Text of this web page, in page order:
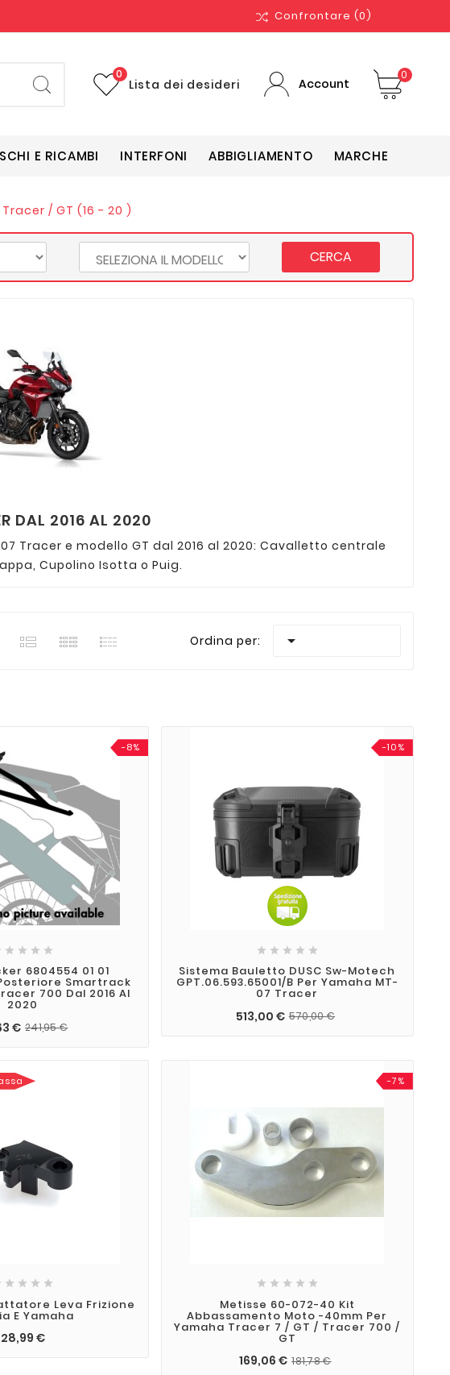
Confrontare (0)
Lista dei desideri
0
Account
0
E RICAMBI INTERFONI ABBIGLIAMENTO MARCHE
/ GT (16 - 20 )
CERCA
DAL 2016 AL 2020
Tracer e modello GT dal 2016 al 2020: Cavalletto centrale
Cupolino Isotta o Puig.
Ordina per: 
-8%
   
6804554 01 01
Smartrack
700 Dal 2016 Al
2020
€ 241,95 €
-10%
    
Sistema Bauletto DUSC Sw-Motech
GPT.06.593.65001/B Per Yamaha MT-
07 Tracer
513,00 € 570,00 €
   
Leva Frizione
E Yamaha
28,99 €
-7%
    
Metisse 60-072-40 Kit
Abbassamento Moto -40mm Per
Yamaha Tracer 7 / GT / Tracer 700 /
GT
169,06 € 181,78 €